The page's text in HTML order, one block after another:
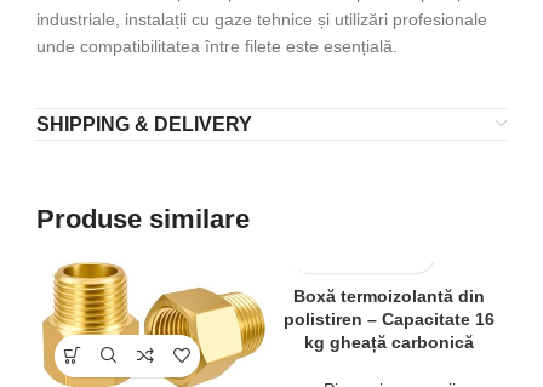
industriale, instalații cu gaze tehnice și utilizări profesionale
unde compatibilitatea între filete este esențială.
SHIPPING & DELIVERY
Produse similare
Boxă termoizolantă din
polistiren – Capacitate 16
kg gheață carbonică